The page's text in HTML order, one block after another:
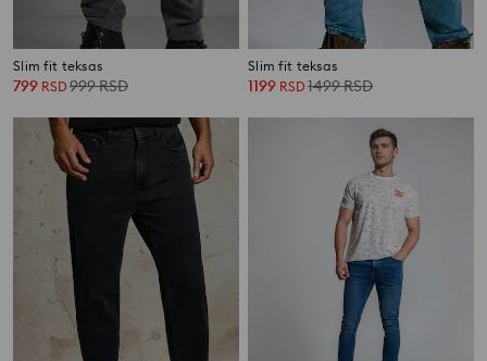
Slim fit teksas
799 RSD 999RSD
Slim fit teksas
1199 RSD 1499RSD